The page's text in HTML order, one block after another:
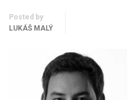
Posted by
LUKÁŠ MALÝ